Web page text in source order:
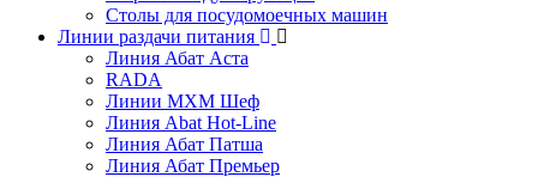
Столы для посудомоечных машин
Линии раздачи питания
Линия Абат Аста
RADA
Линии МХМ Шеф
Линия Abat Hot-Line
Линия Абат Патша
Линия Абат Премьер